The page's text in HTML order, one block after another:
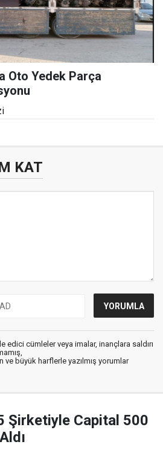
Oto Yedek Parça
KAT
edici cümleler veya imalar, inançlara saldırı
ve büyük harflerle yazılmış yorumlar
Şirketiyle Capital 500